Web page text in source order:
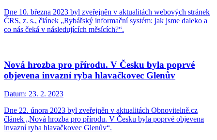
Dne 10. března 2023 byl zveřejněn v aktualitách webových stránek
ČRS, z. s., článek „Rybářský informační systém: jak jsme daleko a
co nás čeká v následujících měsících?“.
Nová hrozba pro přírodu. V Česku byla poprvé
objevena invazní ryba hlavačkovec Glenův
Datum: 23. 2. 2023
Dne 22. února 2023 byl zveřejněn v aktualitách Obnovitelně.cz
článek „Nová hrozba pro přírodu. V Česku byla poprvé objevena
invazní ryba hlavačkovec Glenův“.